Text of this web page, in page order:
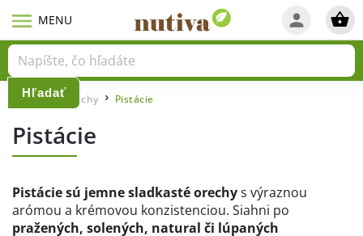
Hľadať
Domov / Orechy Pistácie
Pistácie
Pistácie sú jemne sladkasté orechys výraznou
arómou a krémovou konzistenciou. Siahni po
pražených, solených, natural či lúpaných